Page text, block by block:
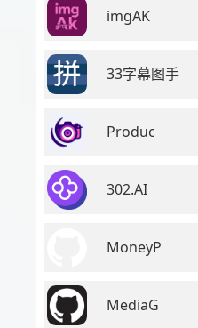
imgAK
33字幕图手
Produc
302.AI
MoneyP
MediaG